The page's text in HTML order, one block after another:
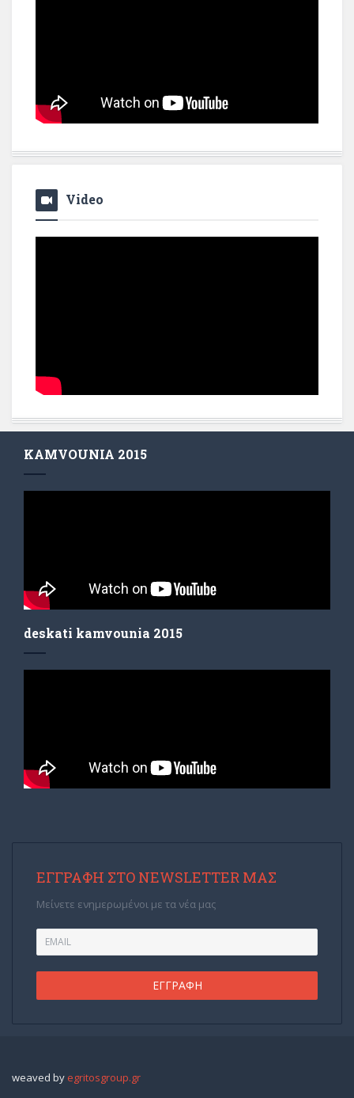
Video
KAMVOUNIA 2015
deskati kamvounia 2015
ΕΓΓΡΑΦΉ ΣΤΟ NEWSLETTER ΜΑΣ
Μείνετε ενημερωμένοι με τα νέα μας
weaved by egritosgroup.gr